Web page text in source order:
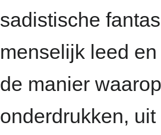
sadistische
menselijk leed
de manier
onderdrukken,